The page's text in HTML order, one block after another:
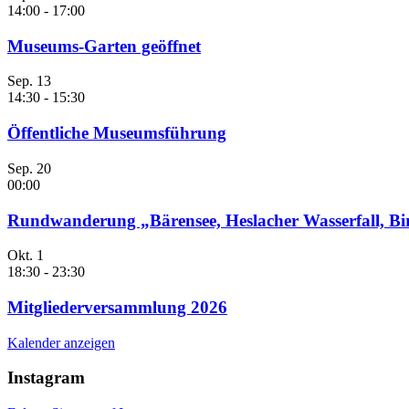
14:00 - 17:00
Museums-Garten geöffnet
Sep. 13
14:30 - 15:30
Öffentliche Museumsführung
Sep. 20
00:00
Rundwanderung „Bärensee, Heslacher Wasserfall,
Okt. 1
18:30 - 23:30
Mitgliederversammlung 2026
Kalender anzeigen
Instagram